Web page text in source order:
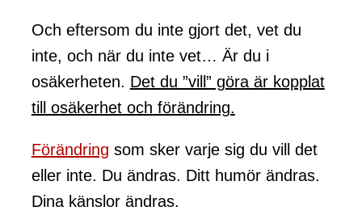
Och eftersom du inte gjort det, vet du
inte, och när du inte vet… Är du i
osäkerheten. Det du ”vill” göra är kopplat
till osäkerhet och förändring.
Förändring som sker varje sig du vill det
eller inte. Du ändras. Ditt humör ändras.
Dina känslor ändras.